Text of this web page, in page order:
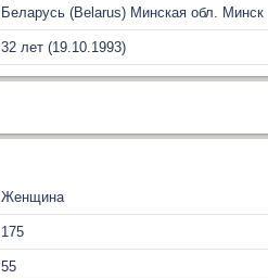
Беларусь (Belarus) Минская обл. Минск
32 лет (19.10.1993)
Женщина
175
55